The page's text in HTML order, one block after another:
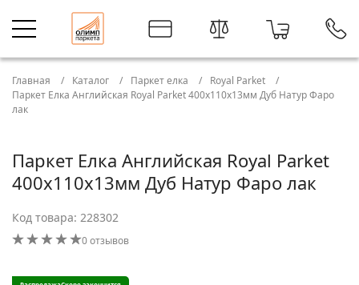
Главная Каталог Паркет елка
Royal Parket
Паркет Елка Английская Royal Parket 400х110х13мм Дуб Натур Фаро
лак
Паркет Елка Английская Royal Parket
400х110х13мм Дуб Натур Фаро лак
Код товара: 228302
0 отзывов